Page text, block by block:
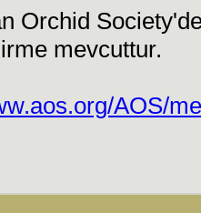
Orchid
mevcuttur.
AOS/